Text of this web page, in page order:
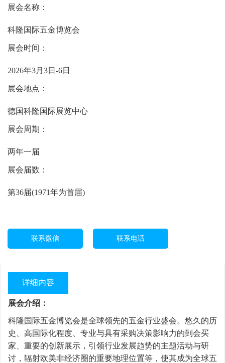
展会名称：
科隆国际五金博览会
展会时间：
2026年3月3日-6日
展会地点：
德国科隆国际展览中心
展会周期：
两年一届
展会届数：
第36届(1971年为首届)
联系微信 联系电话
详细内容
展会介绍 ：
科隆国际五金博览会是全球领先的五金行业盛会。悠久的历
史、高国际化程度、专业与具有采购决策影响力的到会买
家、重要的创新展示，引领行业发展趋势的主题活动与研
讨，辐射欧美非经济圈的重要地理位置等，使其成为全球五